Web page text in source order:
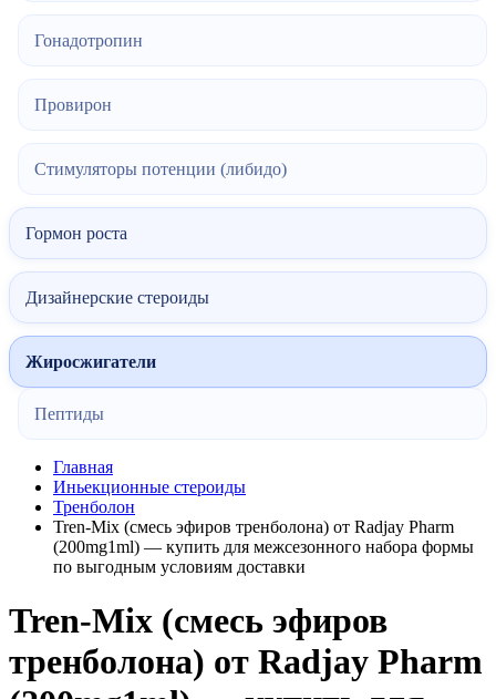
Гонадотропин
Провирон
Стимуляторы потенции (либидо)
Гормон роста
Дизайнерские стероиды
Жиросжигатели
Пептиды
Главная
Иньекционные стероиды
Тренболон
Tren-Mix (смесь эфиров тренболона) от Radjay Pharm
(200mg1ml) — купить для межсезонного набора формы
по выгодным условиям доставки
Tren-Mix (смесь эфиров
тренболона) от Radjay Pharm